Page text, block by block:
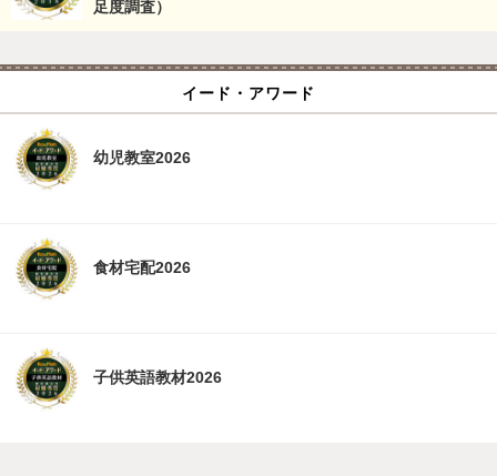
足度調査）
イード・アワード
幼児教室2026
食材宅配2026
子供英語教材2026